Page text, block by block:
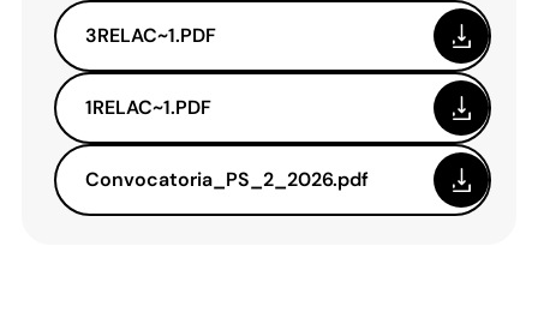
3RELAC~1.PDF
1RELAC~1.PDF
Convocatoria_PS_2_2026.pdf